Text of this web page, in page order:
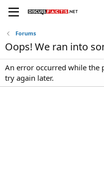
Forums
Oops! We ran into
An error occurred while the
try again later.